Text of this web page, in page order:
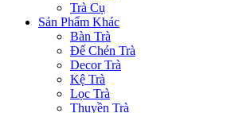
Trà Cụ
Sản Phẩm Khác
Bàn Trà
Đế Chén Trà
Decor Trà
Kệ Trà
Lọc Trà
Thuyền Trà